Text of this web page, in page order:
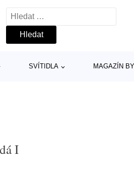
Vyhledávání
SVÍTIDLA MAGAZÍN
I